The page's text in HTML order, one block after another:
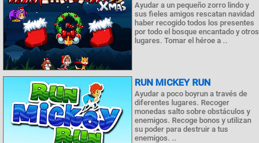
Ayudar a un pequeño zorro lindo y
sus fieles amigos rescatan navidad
haber recogido todos los presentes
por todo el bosque encantado y otros
lugares. Tomar el héroe a ..
RUN MICKEY RUN
Ayudar a poco boyrun a través de
diferentes lugares. Recoger
monedas salto sobre obstáculos y
enemigos. Recoge bonos y utilizan
su poder para destruir a tus
enemigos. ..